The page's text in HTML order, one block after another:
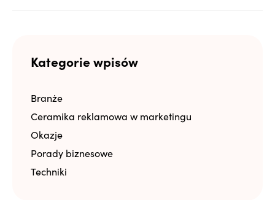
Kategorie wpisów
Branże
Ceramika reklamowa w marketingu
Okazje
Porady biznesowe
Techniki